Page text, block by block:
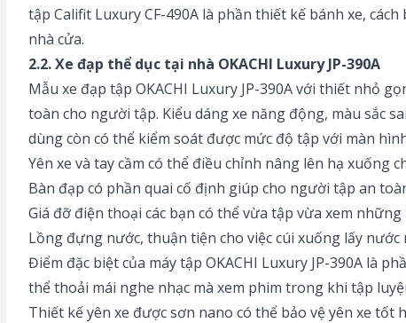
tập Califit Luxury CF-490A là phần thiết kế bánh xe,
nhà cửa.
2.2. Xe đạp thể dục tại nhà OKACHI Luxury JP-390A
Mẫu xe đạp tập OKACHI Luxury JP-390A với thiết nhỏ
toàn cho người tập. Kiểu dáng xe năng động, màu sắc
dùng còn có thể kiểm soát được mức độ tập với màn
Yên xe và tay cầm có thể điều chỉnh nâng lên hạ xuống
Bàn đạp có phần quai cố định giúp cho người tập an
Giá đỡ điện thoại các bạn có thể vừa tập vừa xem
Lồng đựng nước, thuận tiện cho việc cúi xuống lấy
Điểm đặc biệt của máy tập OKACHI Luxury JP-390A là
thể thoải mái nghe nhạc mà xem phim trong khi tập
Thiết kế yên xe được sơn nano có thể bảo vệ yên xe